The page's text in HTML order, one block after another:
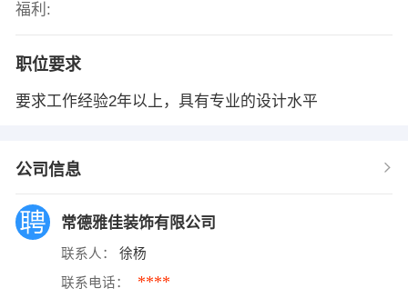
福利:
职位要求
要求工作经验2年以上，具有专业的设计水平
公司信息
常德雅佳装饰有限公司
联系人： 徐杨
联系电话： ****